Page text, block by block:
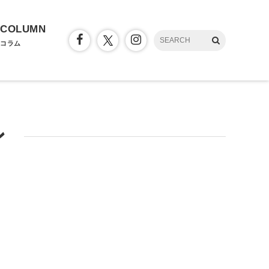
COLUMN
コラム